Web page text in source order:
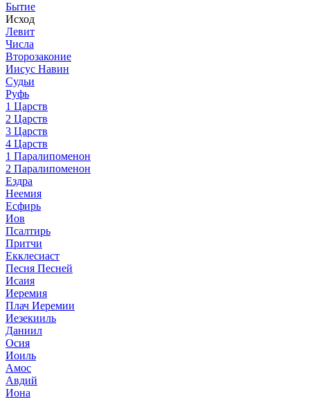
Бытие
Исход
Левит
Числа
Второзаконие
Иисус Навин
Судьи
Руфь
1 Царств
2 Царств
3 Царств
4 Царств
1 Паралипоменон
2 Паралипоменон
Ездра
Неемия
Есфирь
Иов
Псалтирь
Притчи
Екклесиаст
Песня Песней
Исаия
Иеремия
Плач Иеремии
Иезекииль
Даниил
Осия
Иоиль
Амос
Авдий
Иона